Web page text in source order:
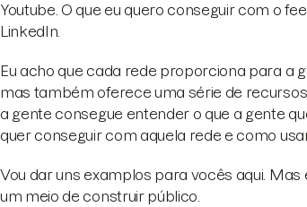
Youtube. O que eu quero conseguir com o
LinkedIn.
Eu acho que cada rede proporciona para a
mas também oferece uma série de
a gente consegue entender o que a gente
quer conseguir com aquela rede e como
Vou dar uns examplos para vocês aqui.
um meio de construir público.